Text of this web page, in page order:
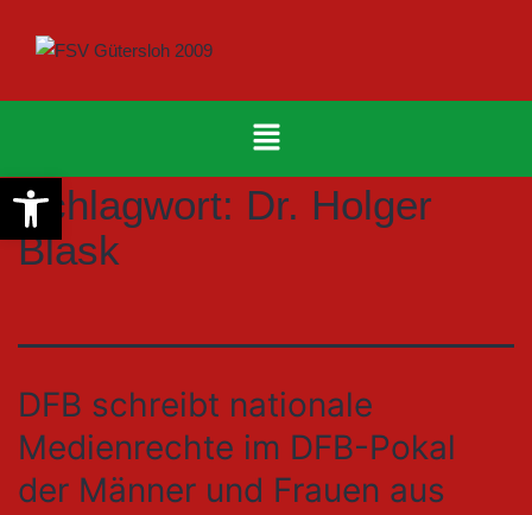
Schlagwort: Dr. Holger
Blask
DFB schreibt nationale
Medienrechte im DFB-Pokal
der Männer und Frauen aus
Werkzeugleiste öffnen